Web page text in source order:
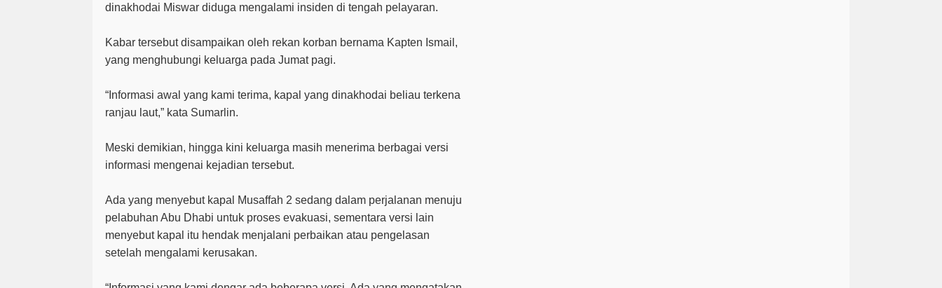
dinakhodai Miswar diduga mengalami insiden di tengah pelayaran.
Kabar tersebut disampaikan oleh rekan korban bernama Kapten Ismail,
yang menghubungi keluarga pada Jumat pagi.
“Informasi awal yang kami terima, kapal yang dinakhodai beliau terkena
ranjau laut,” kata Sumarlin.
Meski demikian, hingga kini keluarga masih menerima berbagai versi
informasi mengenai kejadian tersebut.
Ada yang menyebut kapal Musaffah 2 sedang dalam perjalanan menuju
pelabuhan Abu Dhabi untuk proses evakuasi, sementara versi lain
menyebut kapal itu hendak menjalani perbaikan atau pengelasan
setelah mengalami kerusakan.